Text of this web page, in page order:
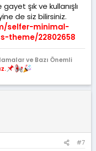
şık ve kullanışlı
de siz bilirsiniz.
selfer-minimal-
theme/22802658
ve Bazı Önemli
#7